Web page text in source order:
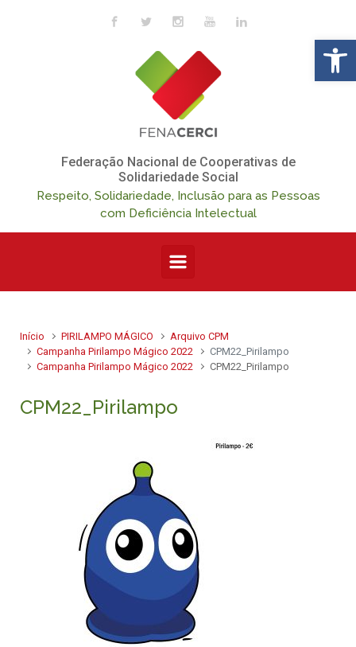
Skip to main content
Federação Nacional de Cooperativas de
Solidariedade Social
Respeito, Solidariedade, Inclusão para as Pessoas
com Deficiência Intelectual
Início PIRILAMPO MÁGICO
Arquivo CPM
Campanha Pirilampo Mágico 2022
CPM22_Pirilampo
Campanha Pirilampo Mágico 2022
CPM22_Pirilampo
CPM22_Pirilampo